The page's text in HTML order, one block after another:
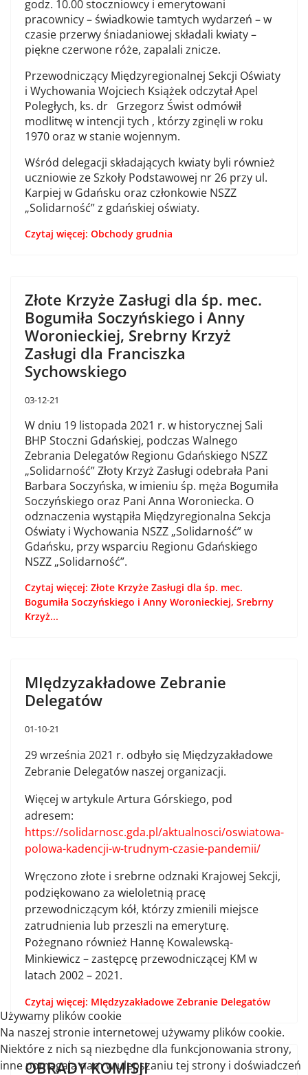
godz. 10.00 stoczniowcy i emerytowani
pracownicy – świadkowie tamtych wydarzeń – w
czasie przerwy śniadaniowej składali kwiaty –
piękne czerwone róże, zapalali znicze.
Przewodniczący Międzyregionalnej Sekcji Oświaty
i Wychowania Wojciech Książek odczytał Apel
Poległych, ks. dr Grzegorz Świst odmówił
modlitwę w intencji tych , którzy zginęli w roku
1970 oraz w stanie wojennym.
Wśród delegacji składających kwiaty byli również
uczniowie ze Szkoły Podstawowej nr 26 przy ul.
Karpiej w Gdańsku oraz członkowie NSZZ
„Solidarność” z gdańskiej oświaty.
Czytaj więcej: Obchody grudnia
Złote Krzyże Zasługi dla śp. mec.
Bogumiła Soczyńskiego i Anny
Woronieckiej, Srebrny Krzyż
Zasługi dla Franciszka
Sychowskiego
03-12-21
W dniu 19 listopada 2021 r. w historycznej Sali
BHP Stoczni Gdańskiej, podczas Walnego
Zebrania Delegatów Regionu Gdańskiego NSZZ
„Solidarność” Złoty Krzyż Zasługi odebrała Pani
Barbara Soczyńska, w imieniu śp. męża Bogumiła
Soczyńskiego oraz Pani Anna Woroniecka. O
odznaczenia wystąpiła Międzyregionalna Sekcja
Oświaty i Wychowania NSZZ „Solidarność” w
Gdańsku, przy wsparciu Regionu Gdańskiego
NSZZ „Solidarność”.
Czytaj więcej: Złote Krzyże Zasługi dla śp. mec.
Bogumiła Soczyńskiego i Anny Woronieckiej, Srebrny
Krzyż...
MIędzyzakładowe Zebranie
Delegatów
01-10-21
29 września 2021 r. odbyło się Międzyzakładowe
Zebranie Delegatów naszej organizacji.
Więcej w artykule Artura Górskiego, pod
adresem:
https://solidarnosc.gda.pl/aktualnosci/oswiatowa-
polowa-kadencji-w-trudnym-czasie-pandemii/
Wręczono złote i srebrne odznaki Krajowej Sekcji,
podziękowano za wieloletnią pracę
przewodniczącym kół, którzy zmienili miejsce
zatrudnienia lub przeszli na emeryturę.
Pożegnano również Hannę Kowalewską-
Minkiewicz – zastępcę przewodniczącej KM w
latach 2002 – 2021.
Czytaj więcej: MIędzyzakładowe Zebranie Delegatów
OBRADY KOMISJI
Używamy plików cookie
Na naszej stronie internetowej używamy plików cookie.
Niektóre z nich są niezbędne dla funkcjonowania strony,
inne pomagają nam w ulepszaniu tej strony i doświadczeń